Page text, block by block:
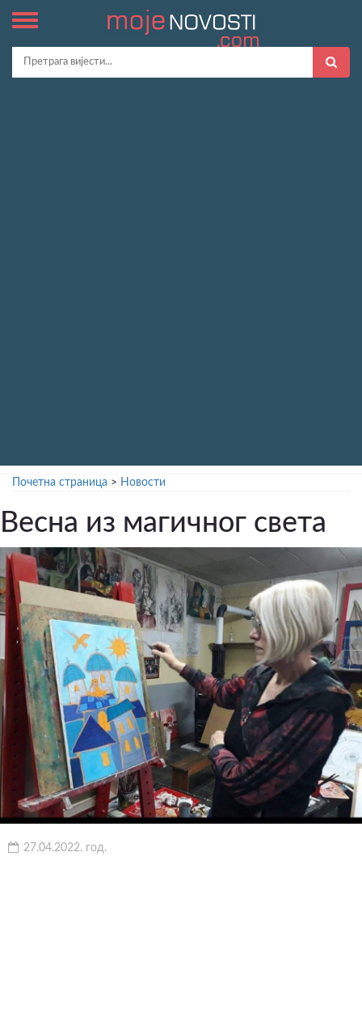
Почетна страница > Новости
Весна из магичног света
27.04.2022. год.